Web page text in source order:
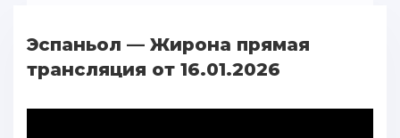
Эспаньол — Жирона прямая
трансляция от 16.01.2026